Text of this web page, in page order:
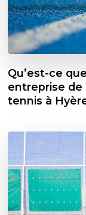
Qu’est-ce
entreprise
tennis à